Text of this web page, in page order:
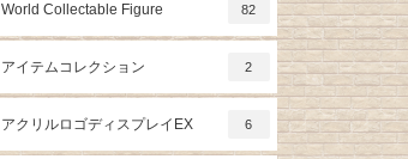
World Collectable Figure 82
アイテムコレクション 2
アクリルロゴディスプレイEX 6